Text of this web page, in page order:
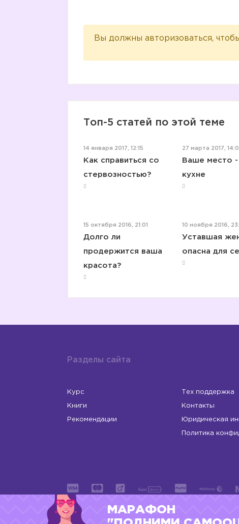
Вы должны авторизоваться,
Топ-5 статей по этой теме
14 января 2017, 12:15
Как справиться со
стервозностью?
27 марта 2017,
Ваше место -
кухне
15 октября 2016, 21:01
Долго ли
продержится ваша
красота?
10 ноября 2016,
Уставшая
опасна для
Разделы сайта
Курс
Книги
Рекомендации
Тех поддержка
Контакты
Юридическая
Политика
ИП Левчук Людмила Николаевна
МАРАФОН